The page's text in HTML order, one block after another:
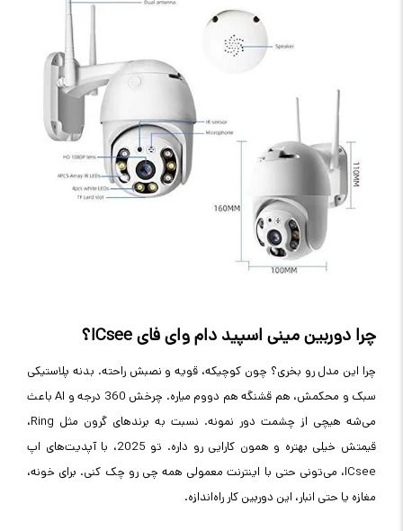
چرا دوربین مینی اسپید دام وای فای ICsee؟
چرا این مدل رو بخری؟ چون کوچیکه، قویه و نصبش راحته. بدنه پلاستیکی
سبک و محکمش، هم قشنگه هم دووم میاره. چرخش 360 درجه و AI باعث
می‌شه هیچی از چشمت دور نمونه. نسبت به برندهای گرون مثل Ring،
قیمتش خیلی بهتره و همون کارایی رو داره. تو 2025، با آپدیت‌های اپ
ICsee، می‌تونی حتی با اینترنت معمولی همه چی رو چک کنی. برای خونه،
مغازه یا حتی انبار، این دوربین کار راه‌اندازه.